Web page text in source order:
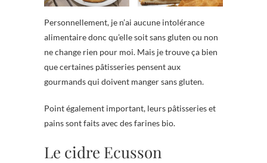
Personnellement, je n’ai aucune intolérance
alimentaire donc qu’elle soit sans gluten ou non
ne change rien pour moi. Mais je trouve ça bien
que certaines pâtisseries pensent aux
gourmands qui doivent manger sans gluten.
Point également important, leurs pâtisseries et
pains sont faits avec des farines bio.
Le cidre Ecusson